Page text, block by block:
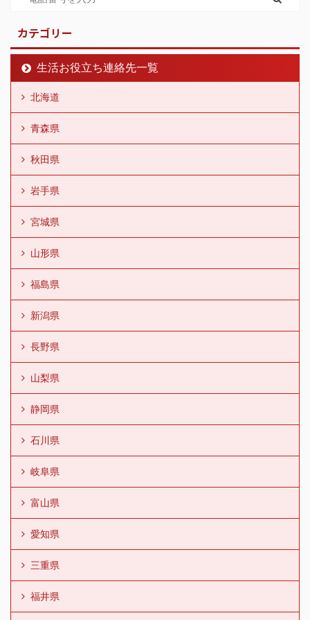
カテゴリー
生活お役立ち連絡先一覧
北海道
青森県
秋田県
岩手県
宮城県
山形県
福島県
新潟県
長野県
山梨県
静岡県
石川県
岐阜県
富山県
愛知県
三重県
福井県